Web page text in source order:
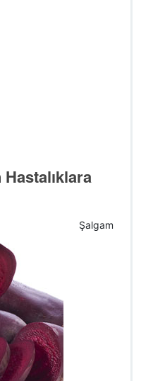
Hastalıklara
Şalgam